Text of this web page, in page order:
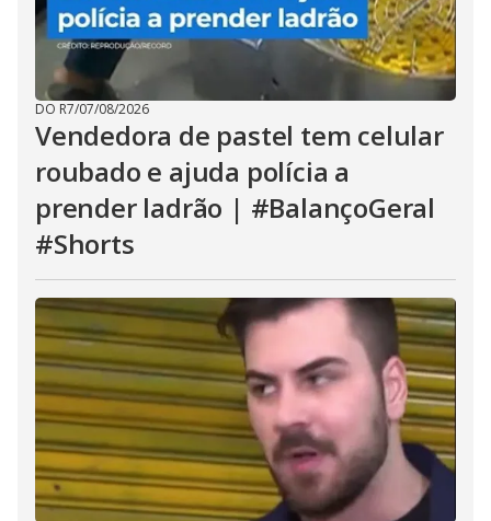
DO R7/07/08/2026
Vendedora de pastel tem celular
roubado e ajuda polícia a
prender ladrão | #BalançoGeral
#Shorts